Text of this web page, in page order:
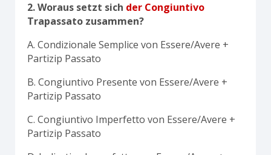
2. Woraus setzt sich der Congiuntivo
Trapassato zusammen?
A. Condizionale Semplice von Essere/Avere +
Partizip Passato
B. Congiuntivo Presente von Essere/Avere +
Partizip Passato
C. Congiuntivo Imperfetto von Essere/Avere +
Partizip Passato